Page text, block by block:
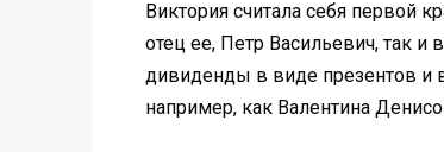
Виктория считала себя первой
отец ее, Петр Васильевич, так и
дивиденды в виде презентов и
например, как Валентина